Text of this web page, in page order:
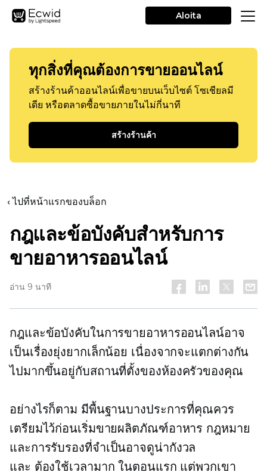
Aloita
ทุกสิ่งที่คุณต้องการขายออนไลน์
สร้างร้านค้าออนไลน์เพื่อขายบนเว็บไซต์ โซเชียลมี
เดีย หรือตลาดซื้อขายภายในไม่กี่นาที
สร้างร้านค้า
‹ ไปที่หน้าแรกของบล็อก
กฎและข้อบังคับสำหรับการ
ขายอาหารออนไลน์
อ่าน 9 นาที
กฎและข้อบังคับในการขายอาหารออนไลน์อาจ
เป็นเรื่องยุ่งยากเล็กน้อย เนื่องจากจะแตกต่างกัน
ไปมากขึ้นอยู่กับสถานที่ตั้งของห้องครัวของคุณ
อย่างไรก็ตาม มีพื้นฐานบางประการที่คุณควร
เตรียมไว้ก่อนเริ่มขายผลิตภัณฑ์อาหาร กฎหมาย
และการรับรองที่จำเป็นอาจดูน่ากังวล
และ ต้องใช้เวลามาก ในตอนแรก แต่พวกเขา